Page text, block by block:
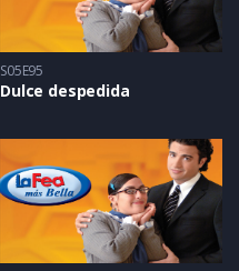
S05E95
Dulce despedida